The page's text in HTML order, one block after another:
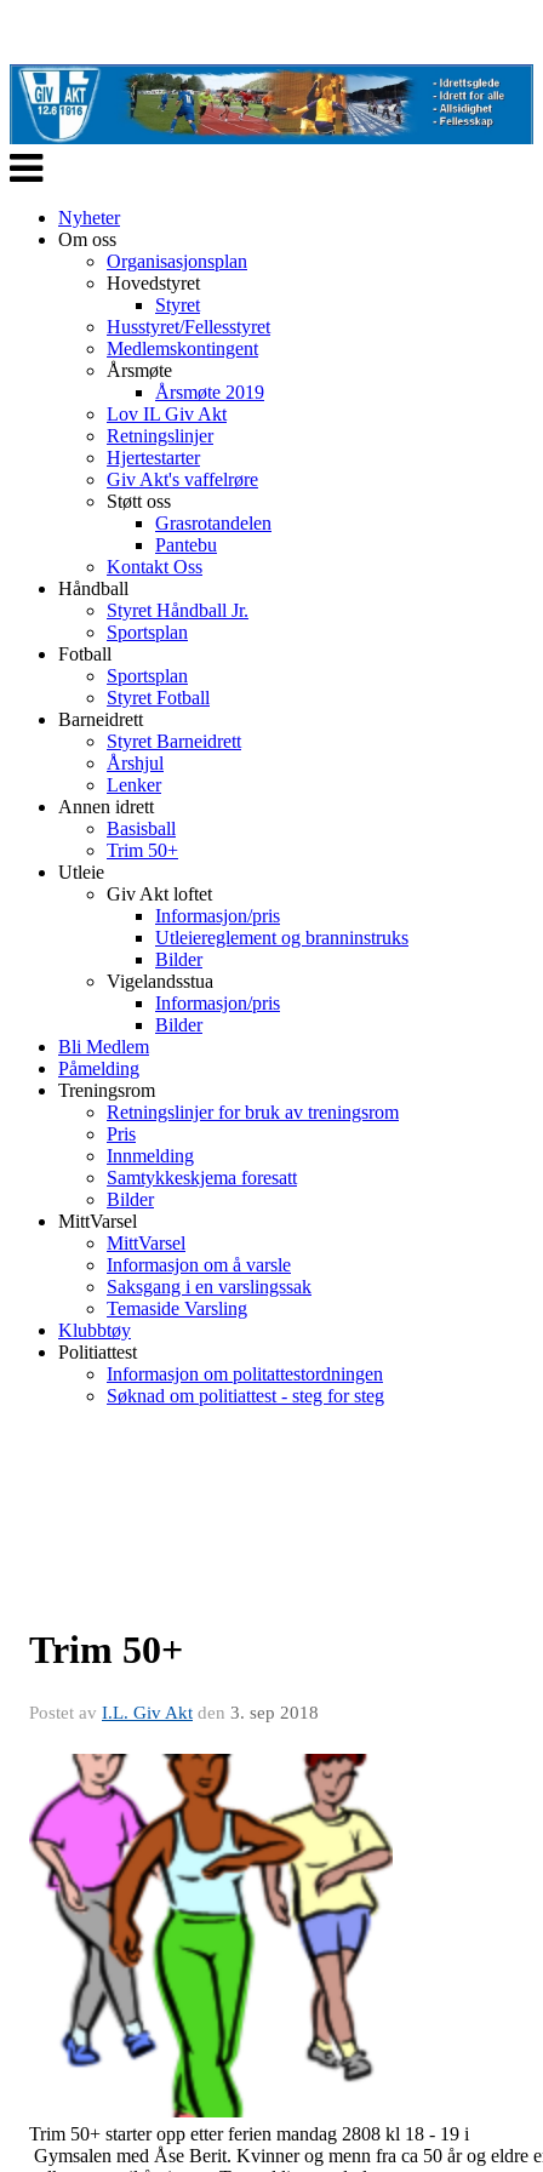
Veksle
navigasjon
Nyheter
Om oss
Organisasjonsplan
Hovedstyret
Styret
Husstyret/Fellesstyret
Medlemskontingent
Årsmøte
Årsmøte 2019
Lov IL Giv Akt
Retningslinjer
Hjertestarter
Giv Akt's vaffelrøre
Støtt oss
Grasrotandelen
Pantebu
Kontakt Oss
Håndball
Styret Håndball Jr.
Sportsplan
Fotball
Sportsplan
Styret Fotball
Barneidrett
Styret Barneidrett
Årshjul
Lenker
Annen idrett
Basisball
Trim 50+
Utleie
Giv Akt loftet
Informasjon/pris
Utleiereglement og branninstruks
Bilder
Vigelandsstua
Informasjon/pris
Bilder
Bli Medlem
Påmelding
Treningsrom
Retningslinjer for bruk av treningsrom
Pris
Innmelding
Samtykkeskjema foresatt
Bilder
MittVarsel
MittVarsel
Informasjon om å varsle
Saksgang i en varslingssak
Temaside Varsling
Klubbtøy
Politiattest
Informasjon om politattestordningen
Søknad om politiattest - steg for steg
Trim 50+
Postet av I.L. Giv Akt den 3. sep 2018
Trim 50+ starter opp etter ferien mandag 2808 kl 18 - 19 i
Gymsalen med Åse Berit. Kvinner og menn fra ca 50 år og eldre